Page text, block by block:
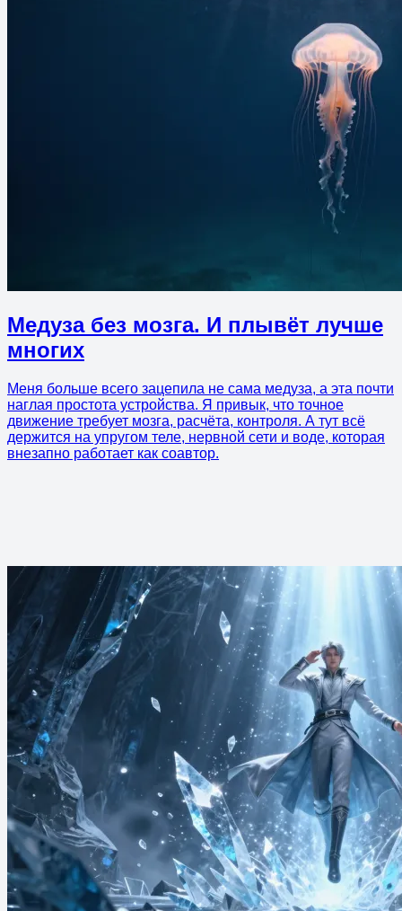
Медуза без мозга. И плывёт лучше
многих
Меня больше всего зацепила не сама медуза, а эта почти
наглая простота устройства. Я привык, что точное
движение требует мозга, расчёта, контроля. А тут всё
держится на упругом теле, нервной сети и воде, которая
внезапно работает как соавтор.